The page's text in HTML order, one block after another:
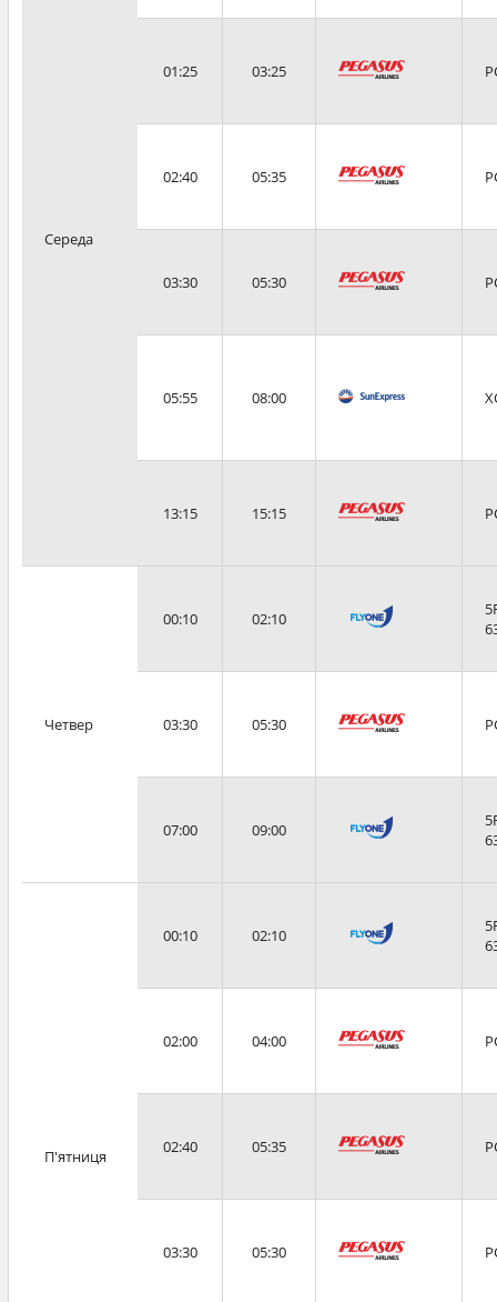
Середа
01:25 03:25
02:40 05:35
03:30 05:30
05:55 08:00
13:15 15:15
Четвер
00:10 02:10
03:30 05:30
07:00 09:00
П'ятниця
00:10 02:10
02:00 04:00
02:40 05:35
03:30 05:30